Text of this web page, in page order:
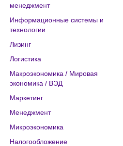
менеджмент
Информационные системы и
технологии
Лизинг
Логистика
Макроэкономика / Мировая
экономика / ВЭД
Маркетинг
Менеджмент
Микроэкономика
Налогообложение